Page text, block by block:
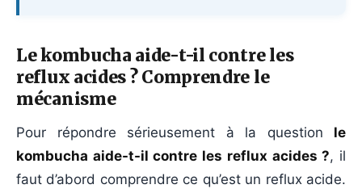
Le kombucha aide-t-il contre les
reflux acides ? Comprendre le
mécanisme
Pour répondre sérieusement à la question le
kombucha aide-t-il contre les reflux acides ?, il
faut d’abord comprendre ce qu’est un reflux acide.